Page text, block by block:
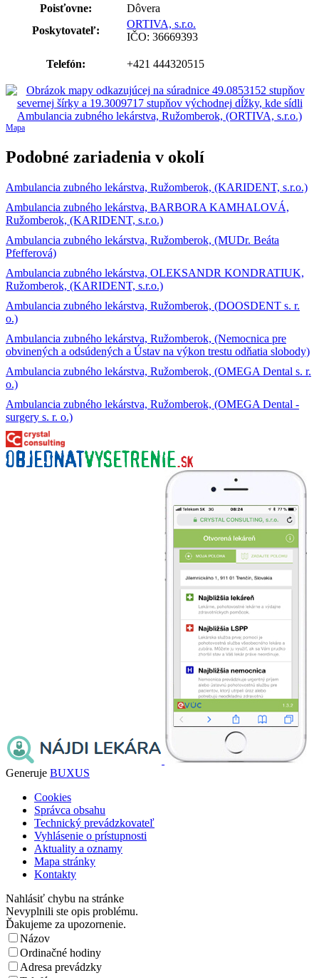
Poisťovne:
Dôvera
Poskytovateľ:
ORTIVA, s.r.o.
IČO: 36669393
Telefón: +421 444320515
Mapa
Podobné zariadenia v okolí
Ambulancia zubného lekárstva, Ružomberok, (KARIDENT, s.r.o.)
Ambulancia zubného lekárstva, BARBORA KAMHALOVÁ,
Ružomberok, (KARIDENT, s.r.o.)
Ambulancia zubného lekárstva, Ružomberok, (MUDr. Beáta
Pfefferová)
Ambulancia zubného lekárstva, OLEKSANDR KONDRATIUK,
Ružomberok, (KARIDENT, s.r.o.)
Ambulancia zubného lekárstva, Ružomberok, (DOOSDENT s. r.
o.)
Ambulancia zubného lekárstva, Ružomberok, (Nemocnica pre
obvinených a odsúdených a Ústav na výkon trestu odňatia slobody)
Ambulancia zubného lekárstva, Ružomberok, (OMEGA Dental s. r.
o.)
Ambulancia zubného lekárstva, Ružomberok, (OMEGA Dental -
surgery s. r. o.)
Generuje BUXUS
Cookies
Správca obsahu
Technický prevádzkovateľ
Vyhlásenie o prístupnosti
Aktuality a oznamy
Mapa stránky
Kontakty
Nahlásiť chybu na stránke
Nevyplnili ste opis problému.
Ďakujeme za upozornenie.
Názov
Ordinačné hodiny
Adresa prevádzky